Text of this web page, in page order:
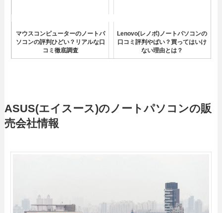
マウスコンピューターのノートパ
ソコンの評判ひどい？リアルな口
コミ徹底調査
Lenovo(レノボ)ノートパソコンの
口コミ評判やばい？買ってはいけ
ない理由とは？
とめ
口コミ評判まとめ！壊れやすい？
まとめ！初心者におすすめの型番
ASUS(エイスース)のノートパソコンの販
売会社情報